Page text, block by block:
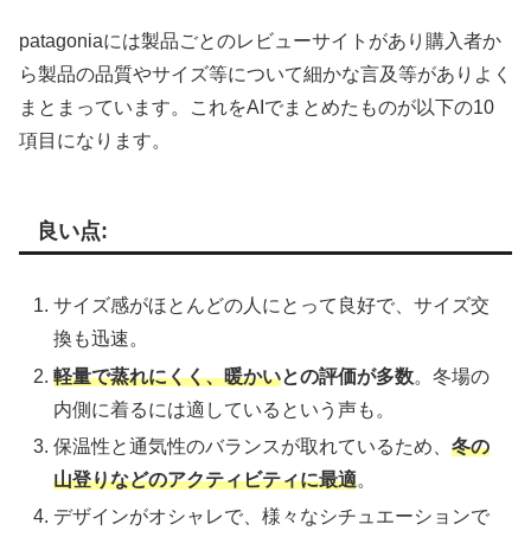
patagoniaには製品ごとのレビューサイトがあり購入者か
ら製品の品質やサイズ等について細かな言及等がありよく
まとまっています。これをAIでまとめたものが以下の10
項目になります。
良い点:
サイズ感がほとんどの人にとって良好で、サイズ交
換も迅速。
軽量で蒸れにくく、暖かいとの評価が多数。冬場の
内側に着るには適しているという声も。
保温性と通気性のバランスが取れているため、冬の
山登りなどのアクティビティに最適。
デザインがオシャレで、様々なシチュエーションで